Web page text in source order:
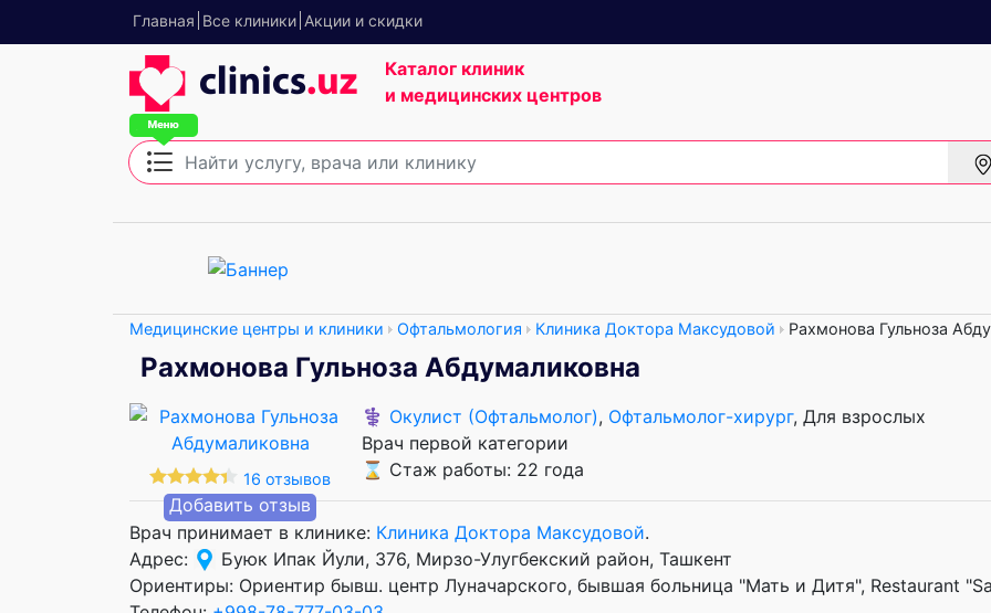
Главная Все клиники Акции и скидки
Каталог клиник
и медицинских центров
Медицинские центры и клиники Офтальмология Клиника Доктора Максудовой Рахмонова Гульноза
Рахмонова Гульноза Абдумаликовна
16 отзывов
Добавить отзыв
⚕️ Окулист (Офтальмолог), Офтальмолог-хирург, Для взрослых
Врач первой категории
⌛ Стаж работы: 22 года
Врач принимает в клинике: Клиника Доктора Максудовой.
Адрес:
Буюк Ипак Йули, 376, Мирзо-Улугбекский район, Ташкент
Ориентиры: Ориентир бывш. центр Луначарского, бывшая больница "Мать и Дитя", Restaurant